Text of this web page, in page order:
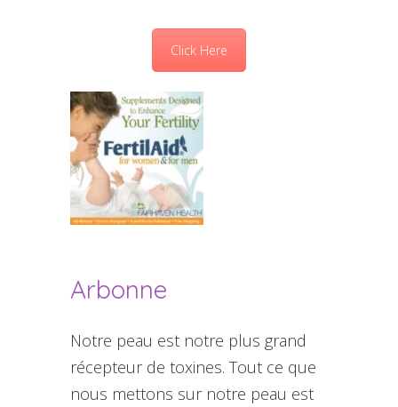
Click Here
Arbonne
Notre peau est notre plus grand
récepteur de toxines. Tout ce que
nous mettons sur notre peau est